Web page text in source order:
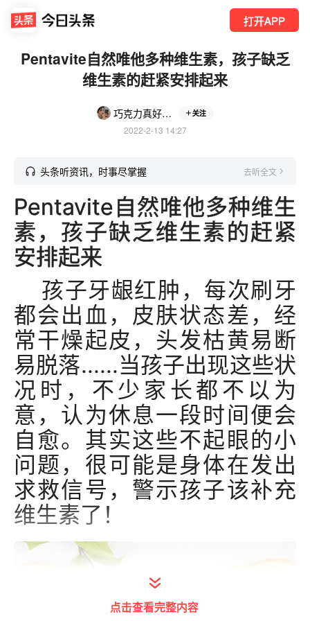
打开APP
Pentavite自然唯他多种维生素，孩子缺乏
维生素的赶紧安排起来
巧克力真好吃0 关注
2022-2-13 14:27
头条听资讯，时事尽掌握 去听全文
Pentavite自然唯他多种维生
素，孩子缺乏维生素的赶紧
安排起来
孩子牙龈红肿，每次刷牙
都会出血，皮肤状态差，经
常干燥起皮，头发枯黄易断
易脱落......当孩子出现这些状
况时，不少家长都不以为
意，认为休息一段时间便会
自愈。其实这些不起眼的小
问题，很可能是身体在发出
求救信号，警示孩子该补充
维生素了！
点击查看完整内容